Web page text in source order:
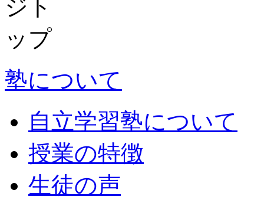
塾について
自立学習塾について
授業の特徴
生徒の声